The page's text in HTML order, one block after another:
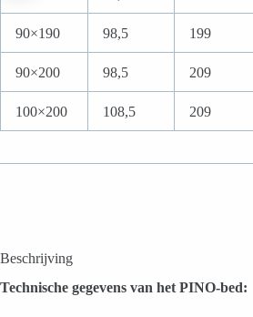
90×190 98,5 199
90×200 98,5 209
100×200 108,5 209
Beschrijving
Technische gegevens van het PINO-bed: